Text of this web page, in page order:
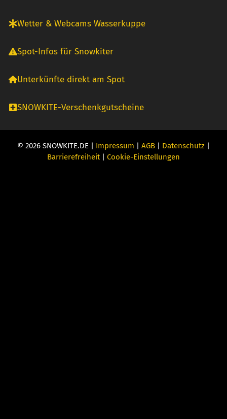
Wetter & Webcams Wasserkuppe
Spot-Infos für Snowkiter
Unterkünfte direkt am Spot
SNOWKITE-Verschenkgutscheine
© 2026 SNOWKITE.DE | Impressum | AGB | Datenschutz |
Barrierefreiheit| Cookie-Einstellungen